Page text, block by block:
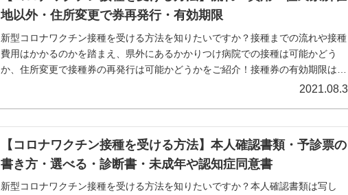
地以外・住所変更で券再発行・有効期限
新型コロナワクチン接種を受ける方法を知りたいですか？接種までの流れや接種
費用はかかるのかを踏まえ、県外にあるかかりつけ病院での接種は可能かどう
か、住所変更で接種券の再発行は可能かどうかをご紹介！接種券の有効期限はい
【コロナワクチン接種を受ける方法】本人確認書類・予診票の
書き方・選べる・診断書・未成年や認知症同意書
新型コロナワクチン接種を受ける方法を知りたいですか？本人確認書類は写し